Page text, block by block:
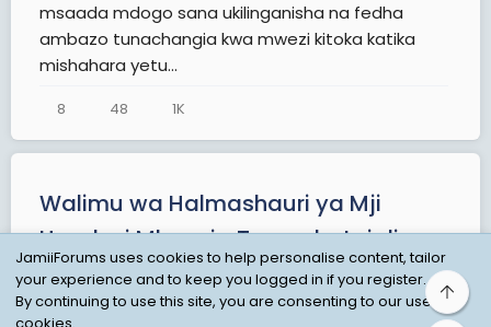
msaada mdogo sana ukilinganisha na fedha
ambazo tunachangia kwa mwezi kitoka katika
mishahara yetu...
8 48 1K
Walimu wa Halmashauri ya Mji
Handeni Mkoania Tanga hatujalipwa
fedha ya kujikimu
Anonymous Jul 23, 2026 KERO
JamiiForums uses cookies to help personalise content, tailor
your experience and to keep you logged in if you register.
By continuing to use this site, you are consenting to our use of
Top